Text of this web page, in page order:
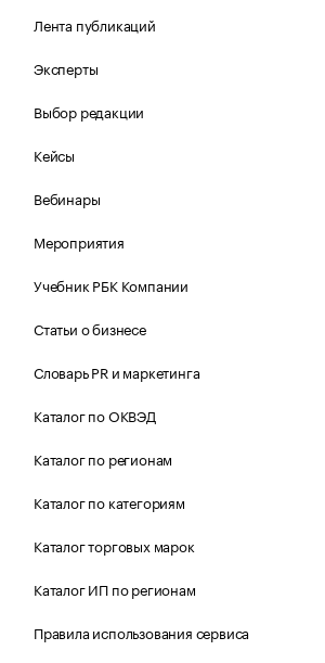
Лента публикаций
Эксперты
Выбор редакции
Кейсы
Вебинары
Мероприятия
Учебник РБК Компании
Статьи о бизнесе
Словарь PR и маркетинга
Каталог по ОКВЭД
Каталог по регионам
Каталог по категориям
Каталог торговых марок
Каталог ИП по регионам
Правила использования сервиса